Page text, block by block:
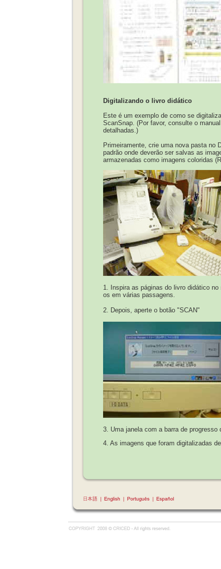
Digitalizando o livro didático
Este é um exemplo de como se
ScanSnap. (Por favor, consulte o
detalhadas.)
Primeiramente, crie uma nova pasta no
padrão onde deverão ser salvas as
armazenadas como imagens coloridas
1. Inspira as páginas do livro didático
os em várias passagens.
2. Depois, aperte o botão "SCAN"
3. Uma janela com a barra de
4. As imagens que foram digitalizadas